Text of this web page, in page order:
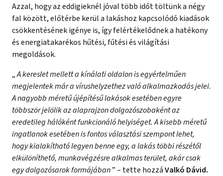
Azzal, hogy az eddigieknél jóval több időt töltünk a négy
fal között, előtérbe kerül a lakáshoz kapcsolódó kiadások
csökkentésének igénye is, így felértékelődnek a hatékony
és energiatakarékos hűtési, fűtési és világítási
megoldások.
„A kereslet mellett a kínálati oldalon is egyértelműen
megjelentek már a vírushelyzethez való alkalmazkodás jelei.
A nagyobb méretű újépítésű lakások esetében egyre
többször jelölik az alaprajzon dolgozószobaként az
eredetileg hálóként funkcionáló helyiséget. A kisebb méretű
ingatlanok esetében is fontos választási szempont lehet,
hogy kialakítható legyen benne egy, a lakás többi részétől
elkülöníthető, munkavégzésre alkalmas terület, akár csak
egy dolgozósarok formájában” – tette hozzáValkó Dávid.